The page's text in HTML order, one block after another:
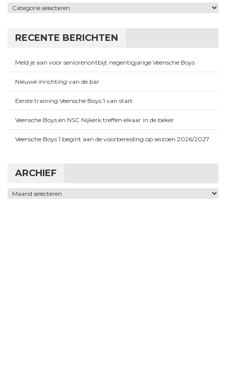
Categorieën
RECENTE BERICHTEN
Meld je aan voor seniorenontbijt negentigjarige Veensche Boys
Nieuwe inrichting van de bar
Eerste training Veensche Boys 1 van start
Veensche Boys en NSC Nijkerk treffen elkaar in de beker
Veensche Boys 1 begint aan de voorbereiding op seizoen 2026/2027
ARCHIEF
Archief